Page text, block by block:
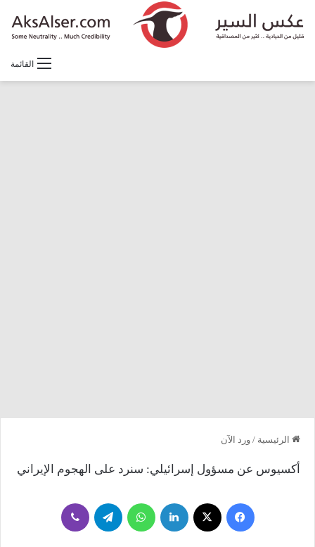
القائمة
الرئيسية / ورد الآن
أكسيوس عن مسؤول إسرائيلي: سنرد على الهجوم الإيراني
فيسبوك لينكدإن واتساب تيلقرام